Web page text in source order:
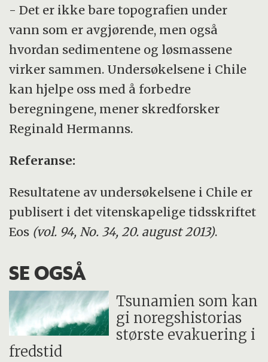
- Det er ikke bare topografien under
vann som er avgjørende, men også
hvordan sedimentene og løsmassene
virker sammen. Undersøkelsene i Chile
kan hjelpe oss med å forbedre
beregningene, mener skredforsker
Reginald Hermanns.
Referanse:
Resultatene av undersøkelsene i Chile er
publisert i det vitenskapelige tidsskriftet
Eos (vol. 94, No. 34, 20. august 2013).
SE OGSÅ
Tsunamien som kan
gi noregshistorias
største evakuering i
fredstid